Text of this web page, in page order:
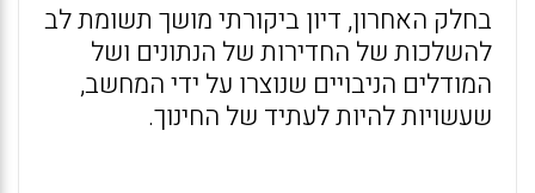
בחלק האחרון, דיון ביקורתי מושך תשומת לב
להשלכות של החדירות של הנתונים ושל
המודלים הניבויים שנוצרו על ידי המחשב,
שעשויות להיות לעתיד של החינוך.